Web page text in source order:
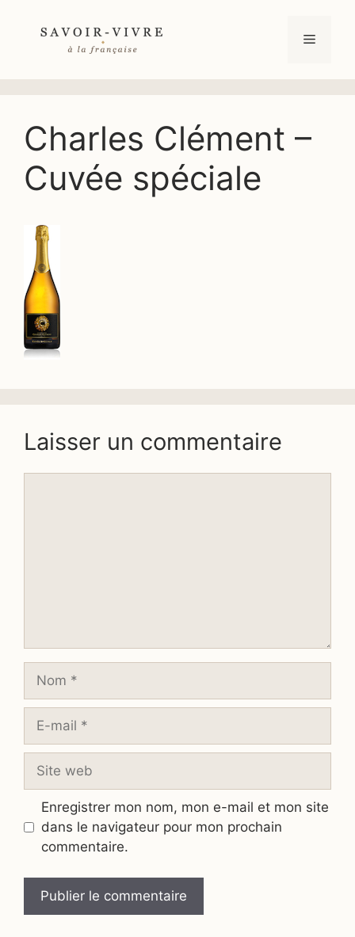
Menu
Charles Clément –
Cuvée spéciale
Laisser un commentaire
Nom
Site
Enregistrer mon nom, mon e-mail et mon site
dans le navigateur pour mon prochain
commentaire.